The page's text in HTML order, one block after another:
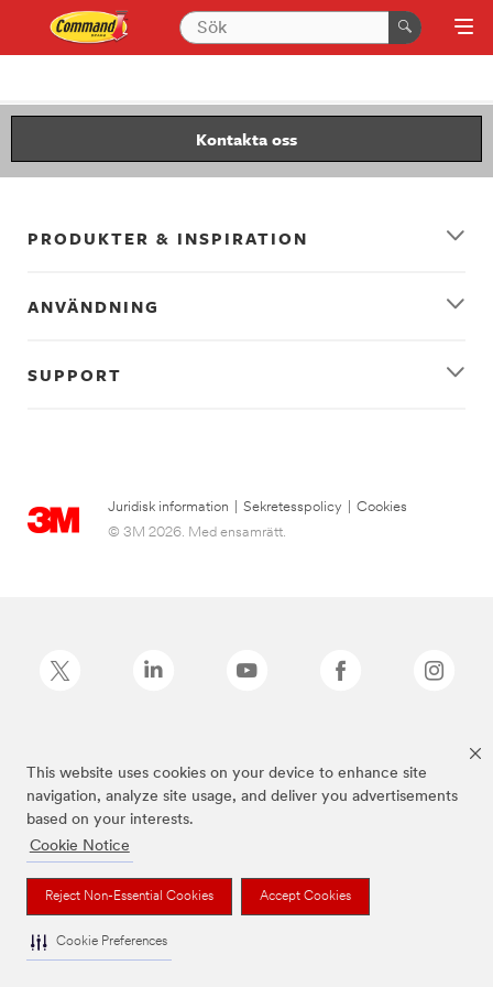
This website uses cookies on your device to enhance site
navigation, analyze site usage, and deliver you advertisements
based on your interests.
Cookie Notice
Reject Non-Essential Cookies Accept Cookies
Cookie Preferences
Kontakta oss
PRODUKTER & INSPIRATION
ANVÄNDNING
SUPPORT
Juridisk information Sekretesspolicy
Cookies
© 3M 2026. Med ensamrätt.